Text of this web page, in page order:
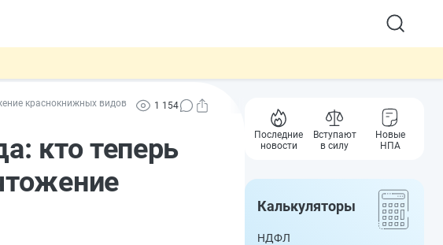
краснокнижных видов 1 154
кто теперь
Последние
новости
Вступают
в силу
Новые
НПА
Калькуляторы
НДФЛ